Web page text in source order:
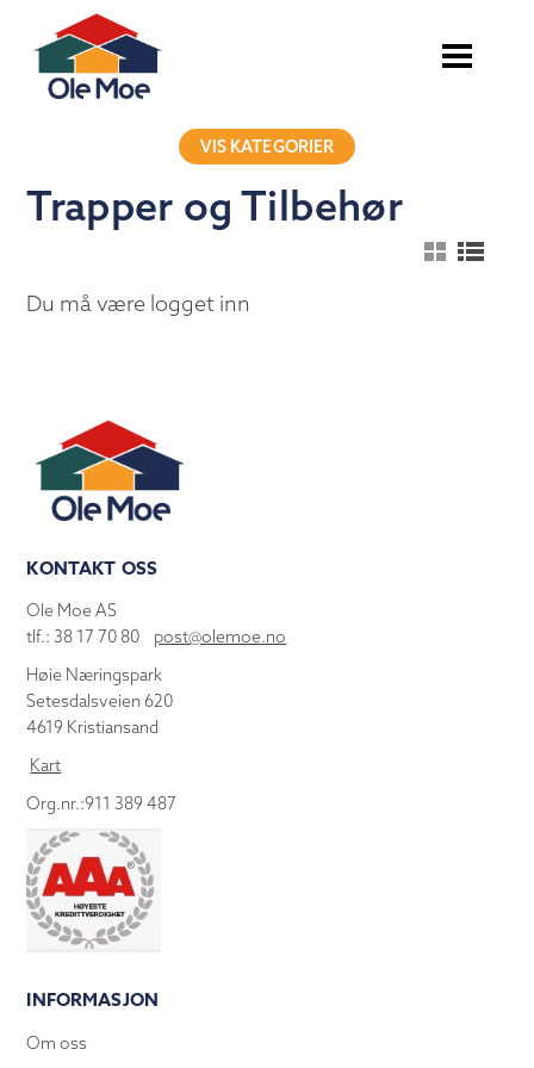
VIS KATEGORIER
Trapper og Tilbehør
Du må være logget inn
KONTAKT OSS
Ole Moe AS
tlf.: 38 17 70 80 post@olemoe.no
Høie Næringspark
Setesdalsveien 620
4619 Kristiansand
Kart
Org.nr.:911 389 487
INFORMASJON
Om oss